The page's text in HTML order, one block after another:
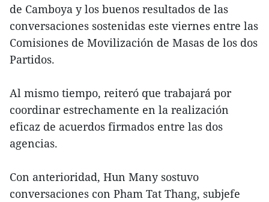
de Camboya y los buenos resultados de las
conversaciones sostenidas este viernes entre las
Comisiones de Movilización de Masas de los dos
Partidos.
Al mismo tiempo, reiteró que trabajará por
coordinar estrechamente en la realización
eficaz de acuerdos firmados entre las dos
agencias.
Con anterioridad, Hun Many sostuvo
conversaciones con Pham Tat Thang, subjefe